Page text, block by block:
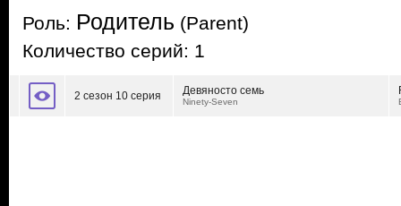
Роль: Родитель (Parent)
Количество серий: 1
2 сезон 10 серия Девяносто семь
Ninety-Seven